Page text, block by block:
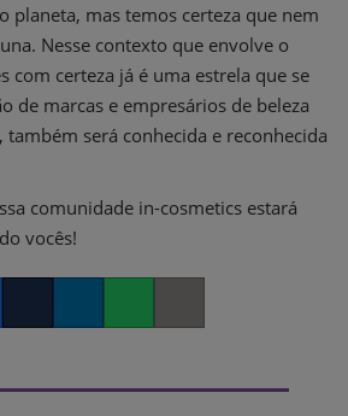
planeta, mas temos certeza que nem
Nesse contexto que envolve o
com certeza já é uma estrela que se
de marcas e empresários de beleza
também será conhecida e reconhecida
comunidade in-cosmetics estará
vocês!